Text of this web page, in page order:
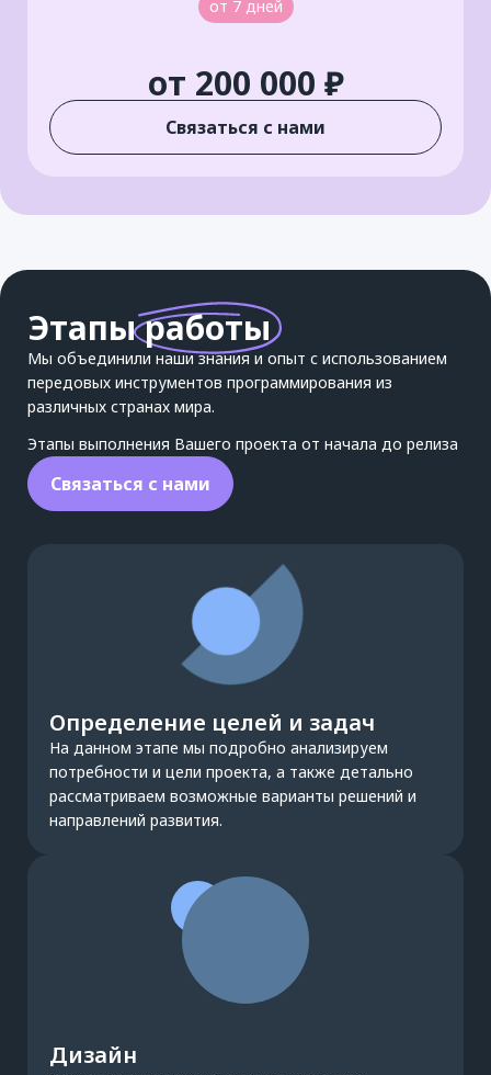
от 7 дней
от 200 000 ₽
Связаться с нами
Этапыработы
Мы объединили наши знания и опыт с использованием
передовых инструментов программирования из
различных странах мира.
Этапы выполнения Вашего проекта от начала до релиза
Связаться с нами
Определение целей и задач
На данном этапе мы подробно анализируем
потребности и цели проекта, а также детально
рассматриваем возможные варианты решений и
направлений развития.
Дизайн